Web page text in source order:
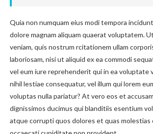
Quia non numquam eius modi tempora
dolore magnam aliquam quaerat voluptatem.
veniam, quis nostrum rcitationem ullam
laboriosam, nisi ut aliquid ex ea commodi
vel eum iure reprehenderit qui in ea voluptate
nihil lestiae consequatur, vel illum qui lorem
voluptas nulla pariatur? At vero eos et
dignissimos ducimus qui blanditiis esentium
atque corrupti quos dolores et quas